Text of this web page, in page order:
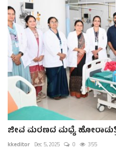
ಜೀವ ಮರಣದ ಮಧ್ಯೆ
kkeditor Dec 5, 2025 0 355